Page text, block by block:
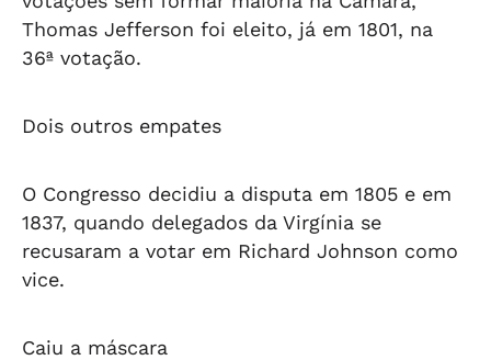
Thomas Jefferson foi eleito, já em 1801, na
36ª votação.
Dois outros empates
O Congresso decidiu a disputa em 1805 e em
1837, quando delegados da Virgínia se
recusaram a votar em Richard Johnson como
vice.
Caiu a máscara